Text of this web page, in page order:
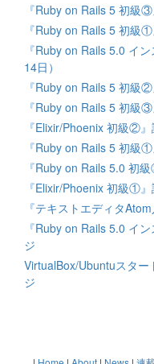
『Ruby on Rails 5 初級
『Ruby on Rails 5 初級
『Ruby on Rails 5.0 イ
14日）
『Ruby on Rails 5 初級
『Ruby on Rails 5 初級
『Elixir/Phoenix 初級②
『Ruby on Rails 5 初級
『Ruby on Rails 5.0 初
『Elixir/Phoenix 初級①
『テキストエディタ
『Ruby on Rails 5.0 イ
ジ
VirtualBox/Ubuntuスタ
ジ